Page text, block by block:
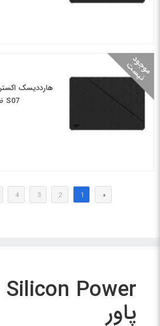
م
و
ج
و
د
ن
ی
س
ت
S07 ظرفیت 8 ترابایت
«
1
2
3
4
پاور